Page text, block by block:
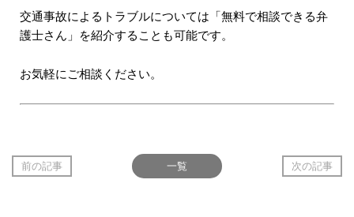
交通事故によるトラブルについては「無料で相談できる弁
護士さん」を紹介することも可能です。
お気軽にご相談ください。
前の記事 一覧 次の記事